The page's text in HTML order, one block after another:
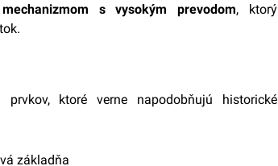
s vysokým prevodom, ktorý
ktoré verne napodobňujú historické
základňa